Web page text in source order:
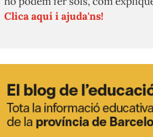
Clica aquí i ajuda'ns!